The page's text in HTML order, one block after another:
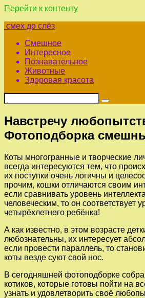
Перейти к контенту
смех до слёз
Смешное
Интересное
Познавательное
Животные
Здоровая красота
Навстречу
Фотоподборка
Коты многогранные и творческие
всегда интересуются тем, что
их поступки очень логичны и
прочим, кошки отличаются своим
если сравнивать уровень
человеческим, то он соответствует
четырёхлетнего ребёнка!
А как известно, в этом возрасте
любознательны, их интересует
если провести параллель, то
коты везде суют свой нос.
В сегодняшней фотоподборке
котиков, которые готовы пойти на
узнать и удовлетворить своё